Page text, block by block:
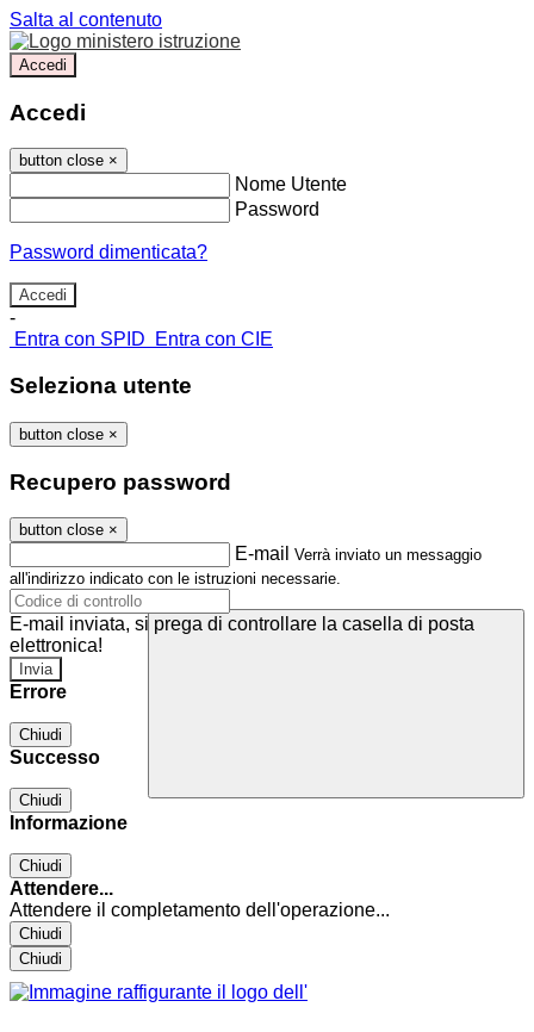
Salta al contenuto
Accedi
Accedi
button close ×
Nome Utente
Password
Password dimenticata?
-
Entra con SPID
Entra con CIE
Seleziona utente
button close ×
Recupero password
button close ×
E-mail Verrà inviato un messaggio
all'indirizzo indicato con le istruzioni necessarie.
E-mail inviata, si prega di controllare la casella di posta
elettronica!
Errore
Chiudi
Successo
Chiudi
Informazione
Chiudi
Attendere...
Attendere il completamento dell'operazione...
Chiudi
Chiudi